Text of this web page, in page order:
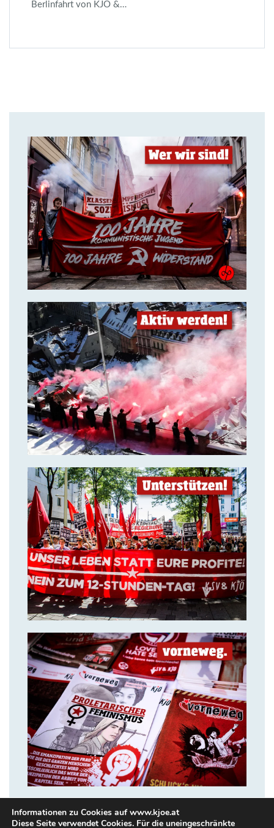
Berlinfahrt von KJÖ &…
14. Juli 2018
Über uns
14. Juli 2018
Aktiv werden & gemeinsam
kämpfen!
14. Juli 2018
Solidarität ist unsere stärkste
Waffe!
14. Juli 2018
VORNEWEG
Informationen zu Cookies auf www.kjoe.at
Diese Seite verwendet Cookies. Für die uneingeschränkte